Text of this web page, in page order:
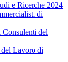
e Ricerche 2024
di
del
Lavoro di